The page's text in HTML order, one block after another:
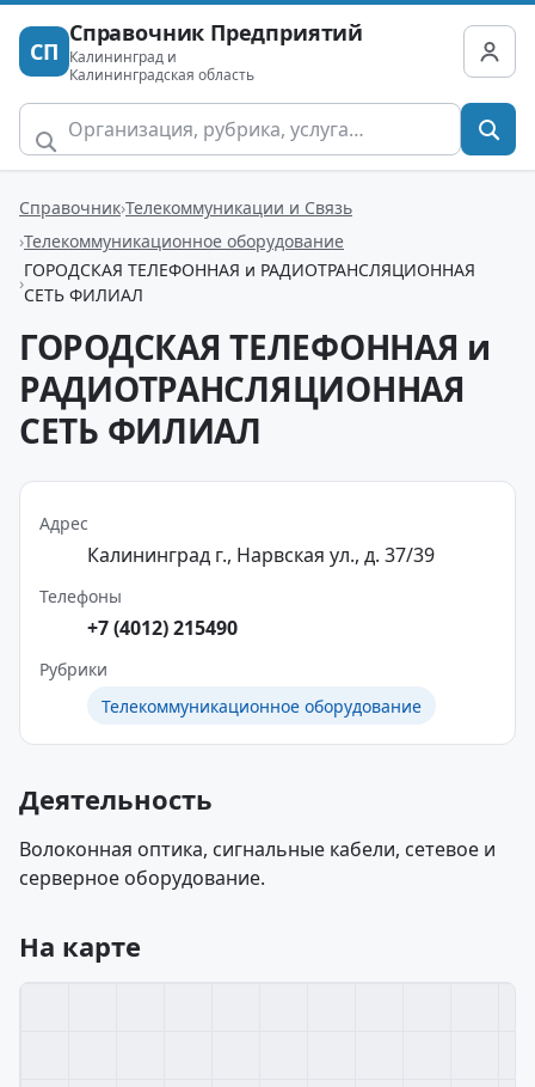
СП
Справочник Предприятий
Калининград и
Калининградская область
Справочник Телекоммуникации и Связь
Телекоммуникационное оборудование
ГОРОДСКАЯ ТЕЛЕФОННАЯ и РАДИОТРАНСЛЯЦИОННАЯ
СЕТЬ ФИЛИАЛ
ГОРОДСКАЯ ТЕЛЕФОННАЯ и
РАДИОТРАНСЛЯЦИОННАЯ
СЕТЬ ФИЛИАЛ
Адрес
Калининград г., Нарвская ул., д. 37/39
Телефоны
+7 (4012) 215490
Рубрики
Телекоммуникационное оборудование
Деятельность
Волоконная оптика, сигнальные кабели, сетевое и
серверное оборудование.
На карте